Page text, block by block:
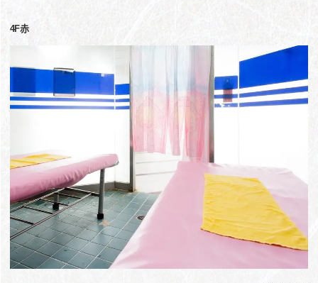
4F赤